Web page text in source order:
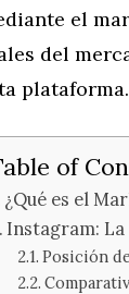
el
del
plataforma.
of
¿Qué es el
Instagram:
Posición